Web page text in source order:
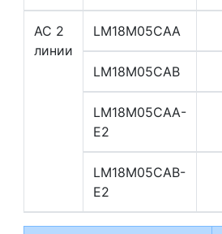
AC 2
линии
LM18M05CAA
LM18M05CAB
LM18M05CAA-
E2
LM18M05CAB-
E2